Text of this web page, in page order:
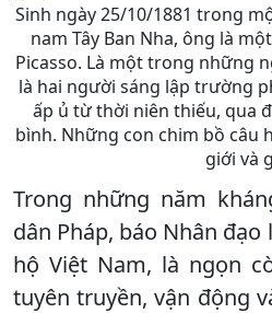
Sinh ngày 25/10/1881 trong
nam Tây Ban Nha, ông là
Picasso. Là một trong những
là hai người sáng lập trường
ấp ủ từ thời niên thiếu, qua
bình. Những con chim bồ câu
giới và
Trong những năm
dân Pháp, báo Nhân
hộ Việt Nam, là ngọn
tuyên truyền, vận động